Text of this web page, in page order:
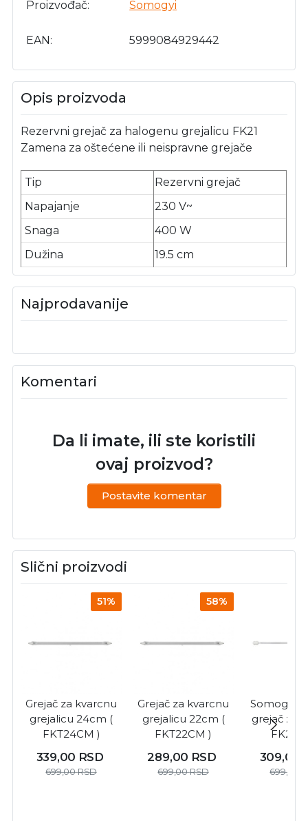
Proizvođač Somogyi
EAN 5999084929442
Opis proizvoda
Rezervni grejač za halogenu grejalicu FK21
Zamena za oštećene ili neispravne grejače
Tip
Rezervni grejač
Napajanje
230 V~
Snaga
400 W
Dužina
19.5 cm
Najprodavanije
Komentari
Da li imate, ili ste koristili
ovaj proizvod?
Postavite komentar
Slični proizvodi
51%
Grejač za kvarcnu
grejalicu 24cm (
FKT24CM )
339,00 RSD
699,00RSD
58%
Grejač za kvarcnu
grejalicu 22cm (
FKT22CM )
289,00 RSD
699,00RSD
Somogyi
grejač za
309,00
699,00